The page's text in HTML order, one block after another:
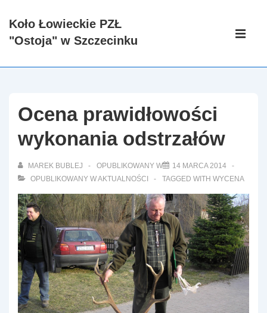
SkipKoło Łowieckie PZŁ
"Ostoja" w Szczecinku
Główna
Ocena prawidłowości
wykonania odstrzałów
MAREK BUBLEJ OPUBLIKOWANY W
14 MARCA 2014
OPUBLIKOWANY WAKTUALNOŚCI TAGGED WITH WYCENA